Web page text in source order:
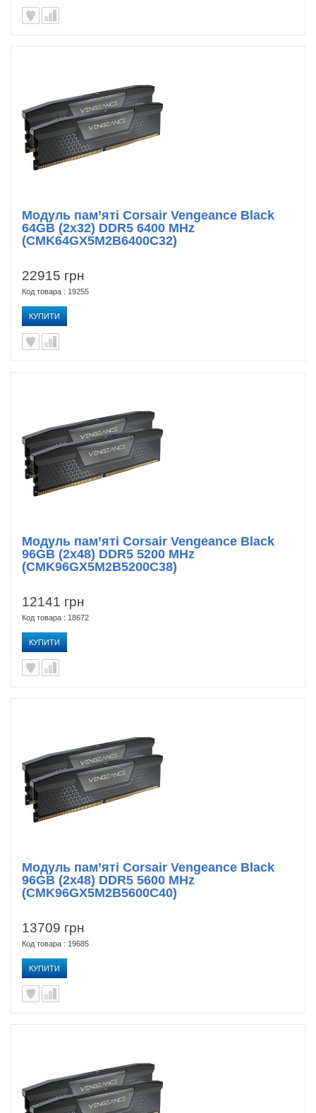
22915 грн
Код товара : 19255
КУПИТИ
Модуль пам’яті Corsair Vengeance Black
64GB (2x32) DDR5 6400 MHz
(CMK64GX5M2B6400C32)
12141 грн
Код товара : 18672
КУПИТИ
Модуль пам’яті Corsair Vengeance Black
96GB (2x48) DDR5 5200 MHz
(CMK96GX5M2B5200C38)
13709 грн
Код товара : 19685
КУПИТИ
Модуль пам’яті Corsair Vengeance Black
96GB (2x48) DDR5 5600 MHz
(CMK96GX5M2B5600C40)